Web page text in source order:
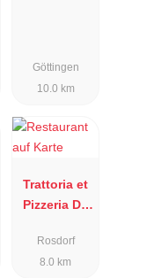
Göttingen
10.0 km
Trattoria et
Pizzeria De
Rosdorf
8.0 km